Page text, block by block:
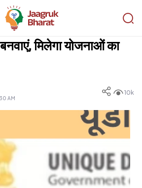
मिलेगा योजनाओं का
AM
10k